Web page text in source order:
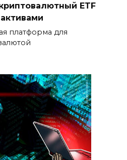
ETF
платформа для